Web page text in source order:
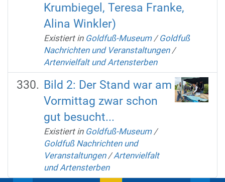
Krumbiegel, Teresa Franke,
Alina Winkler)
Existiert in Goldfuß-Museum /Goldfuß
Nachrichten und Veranstaltungen /
Artenvielfalt und Artensterben
Bild 2: Der Stand war am
Vormittag zwar schon
gut besucht...
Existiert in Goldfuß-Museum /
Goldfuß Nachrichten und
Veranstaltungen /Artenvielfalt
und Artensterben